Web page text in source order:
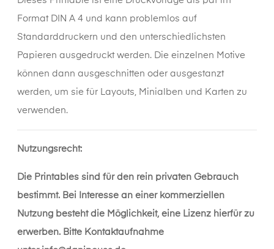
Format DIN A 4 und kann problemlos auf
Standarddruckern und den unterschiedlichsten
Papieren ausgedruckt werden. Die einzelnen Motive
können dann ausgeschnitten oder ausgestanzt
werden, um sie für Layouts, Minialben und Karten zu
verwenden.
Nutzungsrecht:
Die Printables sind für den rein privaten Gebrauch
bestimmt. Bei Interesse an einer kommerziellen
Nutzung besteht die Möglichkeit, eine Lizenz hierfür zu
erwerben. Bitte Kontaktaufnahme